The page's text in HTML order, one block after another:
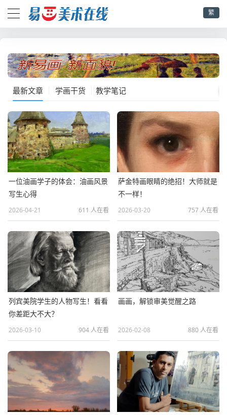
繁
最新文章 学画干货 教学笔记
一位油画学子的体会：油画风景
写生心得
2026-04-21 611 人在看
萨金特画眼睛的绝招！大师就是
不一样！
2026-03-20 757 人在看
列宾美院学生的人物写生！看看
你差距大不大？
2026-03-10 904 人在看
画画，解锁审美觉醒之路
2026-02-08 880 人在看